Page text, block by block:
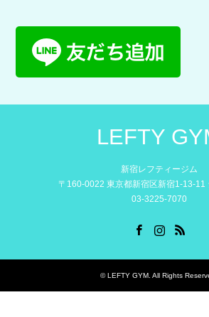
LEFTY
新宿レフティージム
〒160-0022 東京都新宿区新宿1-13-11
03-3225-7070
©LEFTY GYM . All Rights